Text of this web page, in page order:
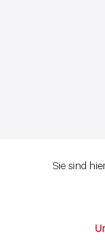
Sie sind hier